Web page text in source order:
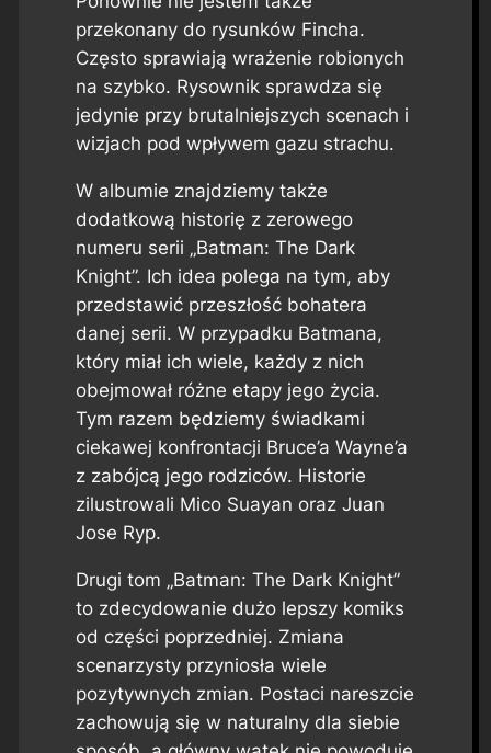
przekonany do rysunków Fincha.
Często sprawiają wrażenie robionych
na szybko. Rysownik sprawdza się
jedynie przy brutalniejszych scenach i
wizjach pod wpływem gazu strachu.
W albumie znajdziemy także
dodatkową historię z zerowego
numeru serii „Batman: The Dark
Knight”. Ich idea polega na tym, aby
przedstawić przeszłość bohatera
danej serii. W przypadku Batmana,
który miał ich wiele, każdy z nich
obejmował różne etapy jego życia.
Tym razem będziemy świadkami
ciekawej konfrontacji Bruce’a Wayne’a
z zabójcą jego rodziców. Historie
zilustrowali Mico Suayan oraz Juan
Jose Ryp.
Drugi tom „Batman: The Dark Knight”
to zdecydowanie dużo lepszy komiks
od części poprzedniej. Zmiana
scenarzysty przyniosła wiele
pozytywnych zmian. Postaci nareszcie
zachowują się w naturalny dla siebie